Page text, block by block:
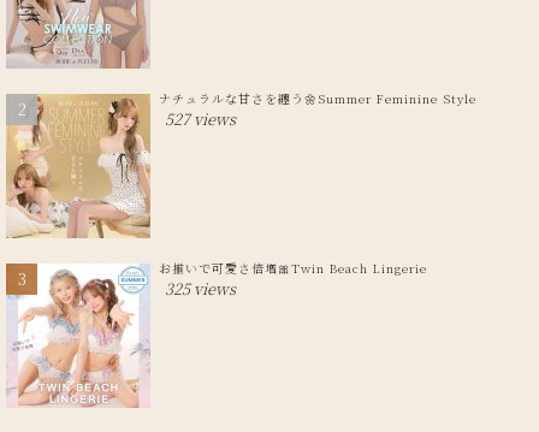
ナチュラルな甘さを纏う🌼Summer Feminine Style
527 views
お揃いで可愛さ倍増🎀Twin Beach Lingerie
325 views